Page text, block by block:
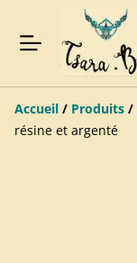
Accueil / Produits /
résine et argenté